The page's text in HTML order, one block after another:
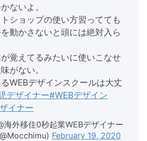
ないよ。
ショップの使い方習ってても
動かさないと頭には絶対入ら
覚えてるみたいに使いこなせ
がない。
WEBデザインスクールは大丈
デザイナー#WEBデザイン
イナー
外移住0秒起業WEBデザイナー
February 19, 2020